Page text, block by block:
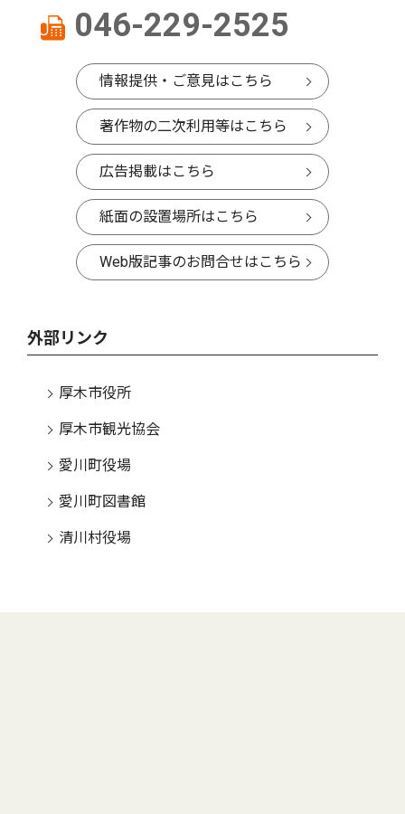
046-229-2525
情報提供・ご意見はこちら
著作物の二次利用等はこちら
広告掲載はこちら
紙面の設置場所はこちら
Web版記事のお問合せはこちら
外部リンク
厚木市役所
厚木市観光協会
愛川町役場
愛川町図書館
清川村役場